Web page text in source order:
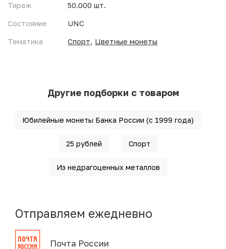
Тираж
50.000 шт.
Состояние
UNC
Тематика
Спорт, Цветные монеты
Другие подборки с товаром
Юбилейные монеты Банка России (с 1999 года)
25 рублей Спорт
Из недрагоценных металлов
Отправляем ежедневно
Почта России